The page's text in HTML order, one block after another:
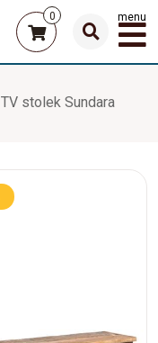
0 menu
TV stolek Sundara